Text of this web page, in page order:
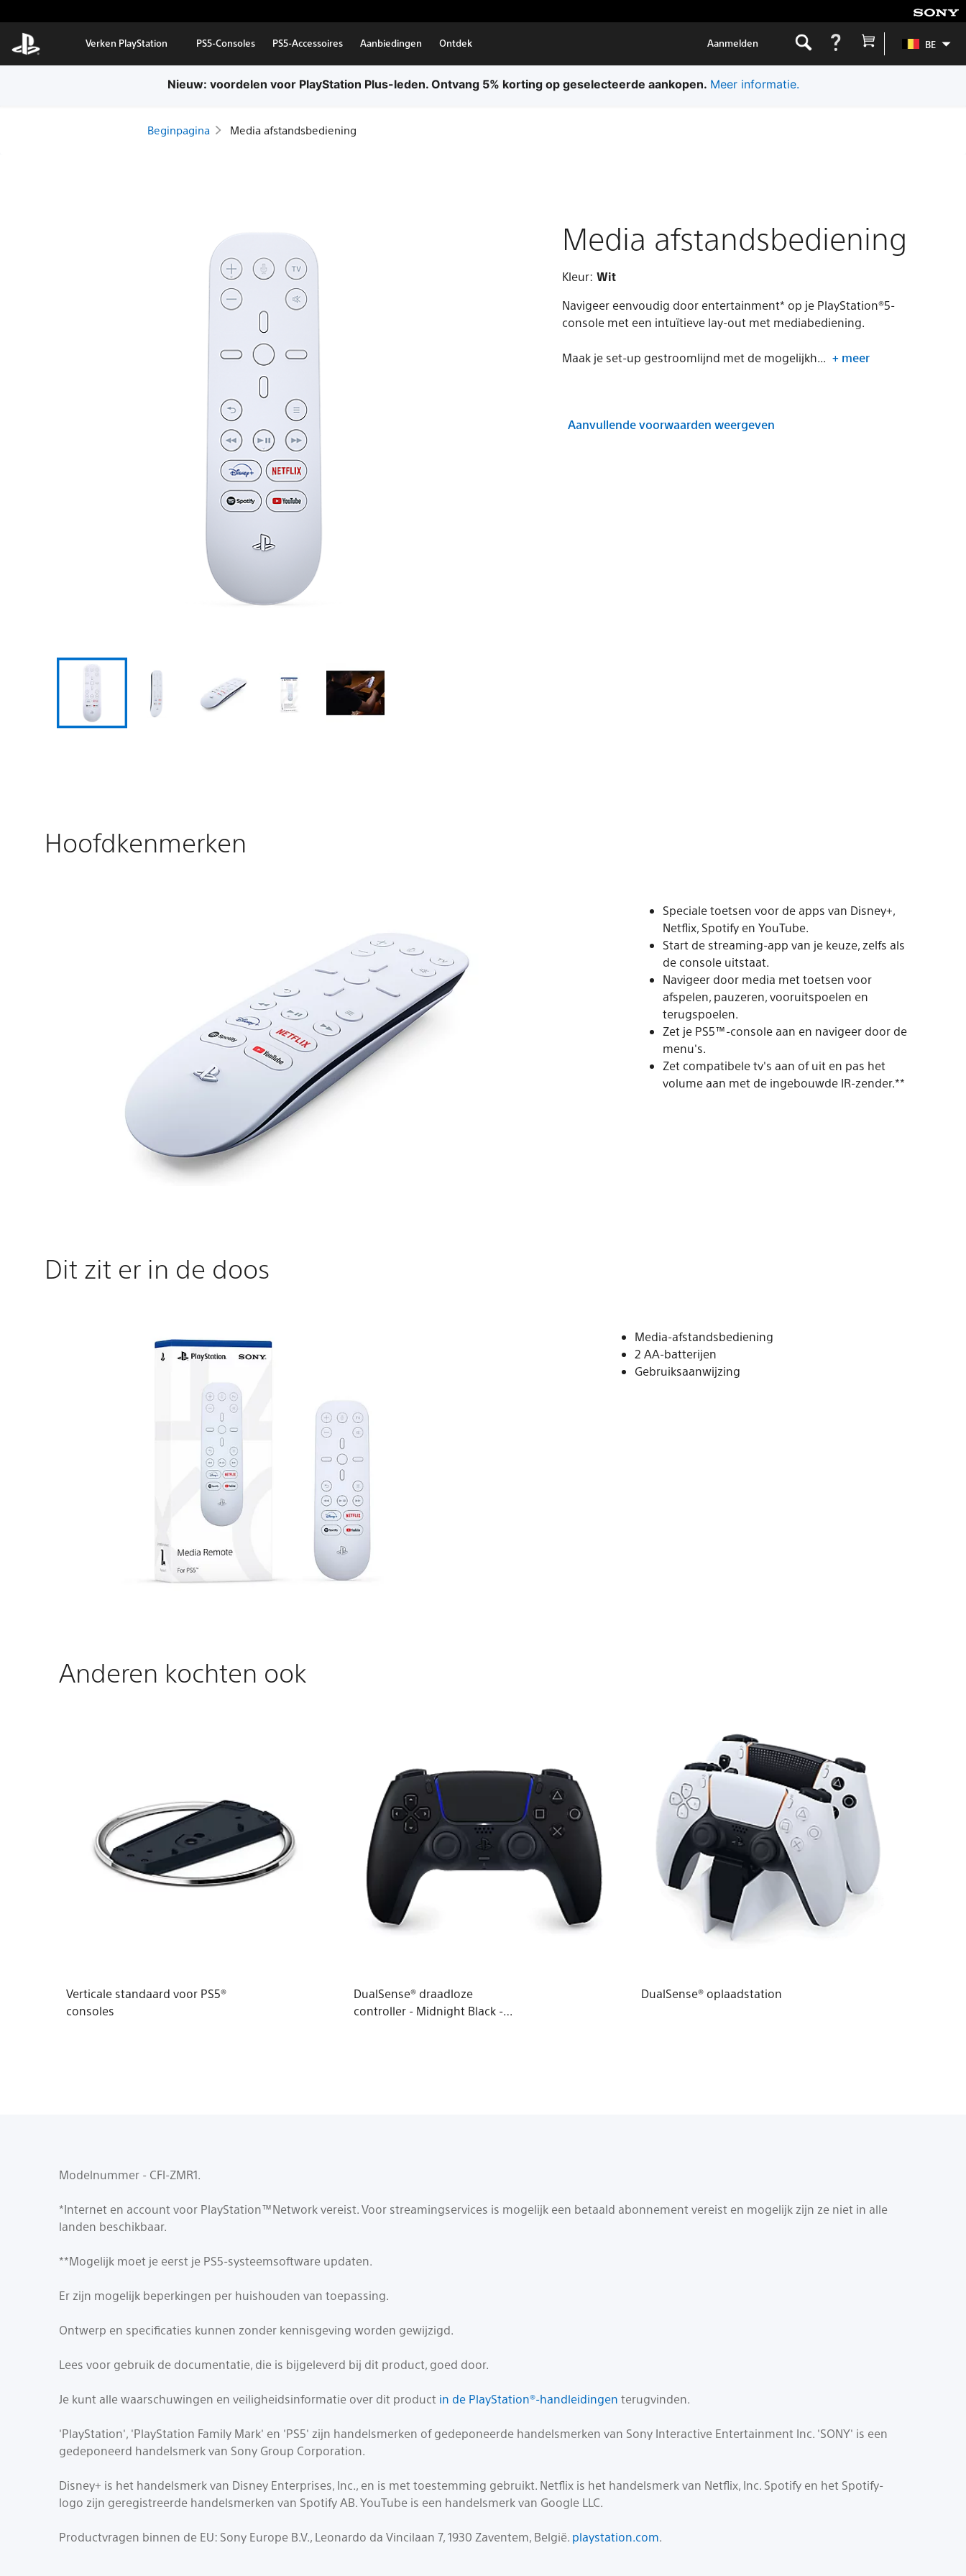
Verken PlayStation PS5-Consoles PS5-Accessoires Aanbiedingen Ontdek Aanmelden BE
Gratis standaardbezorging voor alle bestellingen. Er zijn voorwaarden van toepassing. Meer informatie.
Beginpagina Media afstandsbediening
afstandsbediening
Media afstandsbediening
Kleur: Wit
Navigeer eenvoudig door entertainment* op je PlayStation®5-
console met een intuïtieve lay-out met mediabediening.
Maak je set-up gestroomlijnd met de mogelijkh... + meer
Aanvullende voorwaarden weergeven
Hoofdkenmerken
Speciale toetsen voor de apps van Disney+,
Netflix, Spotify en YouTube.
Start de streaming-app van je keuze, zelfs als
de console uitstaat.
Navigeer door media met toetsen voor
afspelen, pauzeren, vooruitspoelen en
terugspoelen.
Zet je PS5™-console aan en navigeer door de
menu's.
Zet compatibele tv's aan of uit en pas het
volume aan met de ingebouwde IR-zender.**
Dit zit er in de doos
Media-afstandsbediening
2 AA-batterijen
Gebruiksaanwijzing
Anderen kochten ook
Verticale standaard voor PS5®
consoles
DualSense® draadloze
controller - Midnight Black -
DualSense® oplaadstation
Modelnummer - CFI-ZMR1.
*Internet en account voor PlayStation™Network vereist. Voor streamingservices is mogelijk een betaald abonnement vereist en mogelijk zijn ze niet in alle
landen beschikbaar.
**Mogelijk moet je eerst je PS5-systeemsoftware updaten.
Er zijn mogelijk beperkingen per huishouden van toepassing.
Ontwerp en specificaties kunnen zonder kennisgeving worden gewijzigd.
Lees voor gebruik de documentatie, die is bijgeleverd bij dit product, goed door.
Je kunt alle waarschuwingen en veiligheidsinformatie over dit product in de PlayStation®-handleidingen terugvinden.
'PlayStation', 'PlayStation Family Mark' en 'PS5' zijn handelsmerken of gedeponeerde handelsmerken van Sony Interactive Entertainment Inc. 'SONY' is een
gedeponeerd handelsmerk van Sony Group Corporation.
Disney+ is het handelsmerk van Disney Enterprises, Inc., en is met toestemming gebruikt. Netflix is het handelsmerk van Netflix, Inc. Spotify en het Spotify-
logo zijn geregistreerde handelsmerken van Spotify AB. YouTube is een handelsmerk van Google LLC.
Productvragen binnen de EU: Sony Europe B.V., Leonardo da Vincilaan 7, 1930 Zaventem, België. playstation.com.